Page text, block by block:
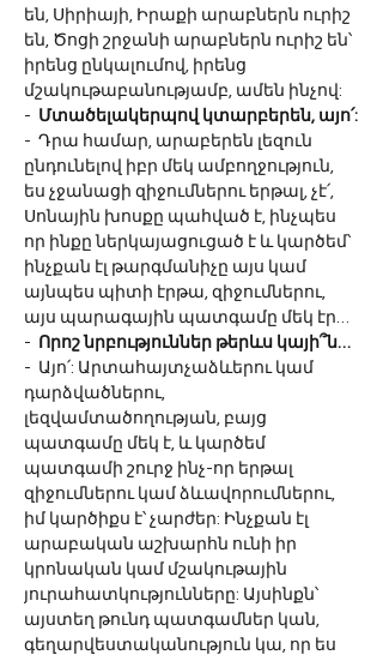
են, Սիրիայի, Իրաքի արաբներն ուրիշ
են, Ծոցի շրջանի արաբներն ուրիշ են՝
իրենց ընկալումով, իրենց
մշակութաբանությամբ, ամեն ինչով:
- Մտածելակերպով կտարբերեն, այո՛:
-  Դրա համար, արաբերեն լեզուն
ընդունելով իբր մեկ ամբողջություն,
ես չջանացի զիջումներու երթալ, չէ՛,
Սոնային խոսքը պահված է, ինչպես
որ ինքը ներկայացուցած է և կարծեմ՝
ինչքան էլ թարգմանիչը այս կամ
այնպես պիտի էրթա, զիջումներու,
այս պարագային պատգամը մեկ էր…
- Որոշ նրբություններ թերևս կայի՞ն…
-  Այո՛: Արտահայտչաձևերու կամ
դարձվածներու,
լեզվամտածողության, բայց
պատգամը մեկ է, և կարծեմ
պատգամի շուրջ ինչ-որ երթալ
զիջումներու կամ ձևավորումներու,
իմ կարծիքս է՝ չարժեր: Ինչքան էլ
արաբական աշխարհն ունի իր
կրոնական կամ մշակութային
յուրահատկությունները: Այսինքն՝
այստեղ թունդ պատգամներ կան,
գեղարվեստականություն կա, որ ես